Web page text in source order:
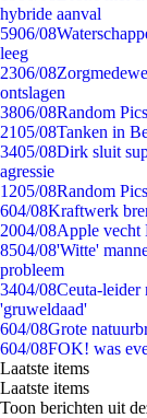
hybride aanval
5906/08
leeg
2306/08
ontslagen
3806/08Random
2105/08Tanken in
3405/08Dirk sluit
agressie
1205/08Random
604/08Kraftwerk
2004/08Apple vecht
8504/08'Witte'
probleem
3404/08Ceuta-leider
'gruweldaad'
604/08Grote
604/08FOK! was
Laatste items
Laatste items
Toon berichten uit